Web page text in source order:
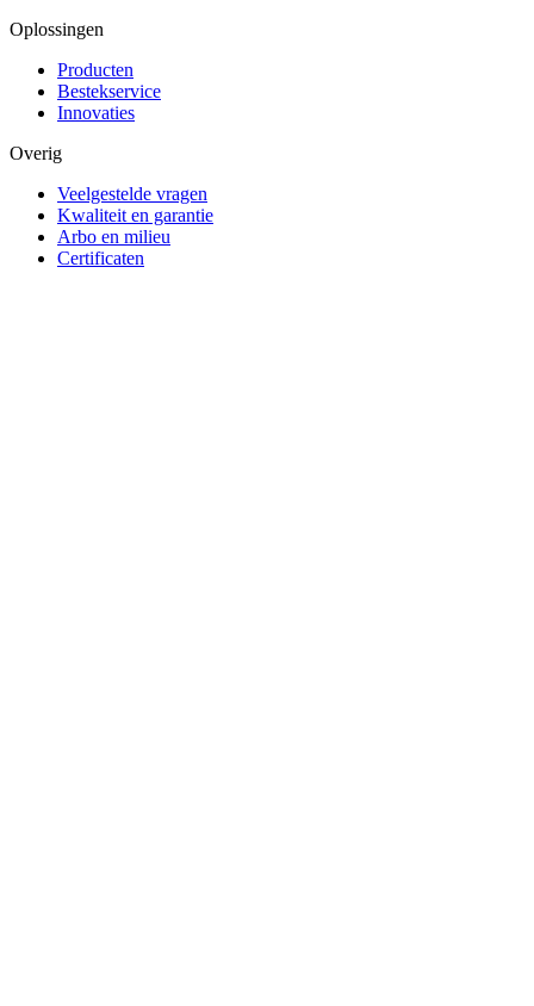
Oplossingen
Producten
Bestekservice
Innovaties
Overig
Veelgestelde vragen
Kwaliteit en garantie
Arbo en milieu
Certificaten